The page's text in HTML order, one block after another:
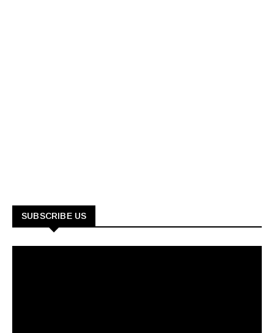
SUBSCRIBE US